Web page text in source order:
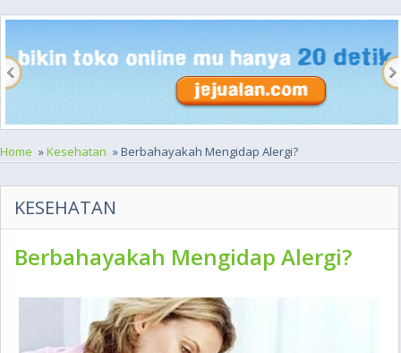
Home »Kesehatan » Berbahayakah Mengidap Alergi?
KESEHATAN
Berbahayakah Mengidap Alergi?